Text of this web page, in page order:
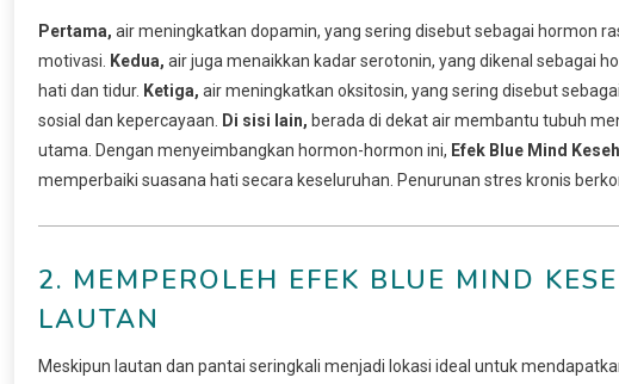
Pertama, air meningkatkan dopamin, yang sering disebut sebagai hormon
motivasi.
Kedua, air juga menaikkan kadar serotonin, yang dikenal sebagai
hati dan tidur. Ketiga, air meningkatkan oksitosin, yang sering disebut
sosial dan kepercayaan.
Di sisi lain, berada di dekat air membantu tubuh
utama. Dengan menyeimbangkan hormon-hormon ini, Efek Blue Mind
memperbaiki suasana hati secara keseluruhan. Penurunan stres kronis
2. MEMPEROLEH EFEK BLUE MIND
LAUTAN
Meskipun lautan dan pantai seringkali menjadi lokasi ideal untuk